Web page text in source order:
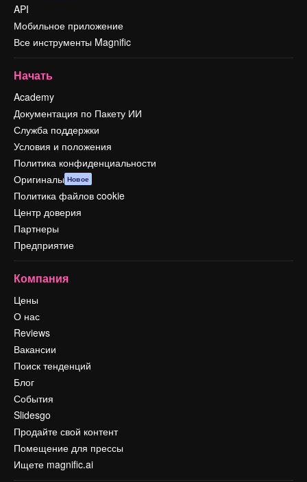
API
Мобильное приложение
Все инструменты Magnific
Начать
Academy
Документация по Пакету ИИ
Служба поддержки
Условия и положения
Политика конфиденциальности
Оригиналы Новое
Политика файлов cookie
Центр доверия
Партнеры
Предприятие
Компания
Цены
О нас
Reviews
Вакансии
Поиск тенденций
Блог
События
Slidesgo
Продайте свой контент
Помещение для прессы
Ищете magnific.ai